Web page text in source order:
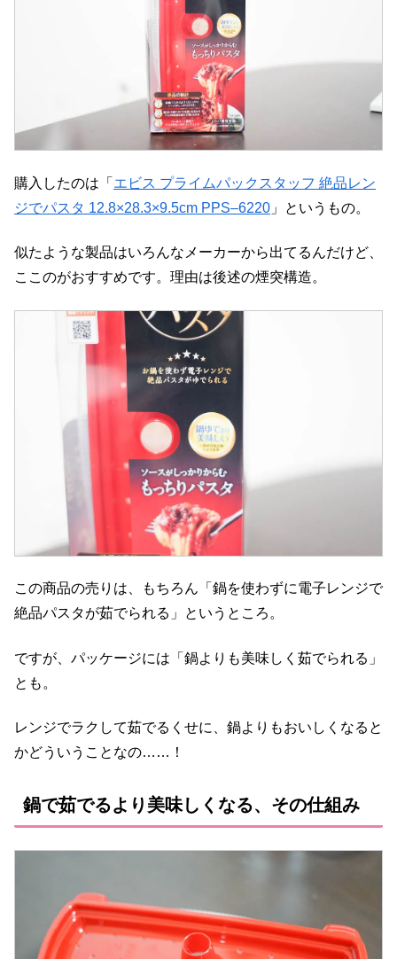
購入したのは「 エビス プライムパックスタッフ 絶品レン
ジでパスタ 12.8×28.3×9.5cm PPS–6220 」というもの。
似たような製品はいろんなメーカーから出てるんだけど、
ここのがおすすめです。理由は後述の煙突構造。
この商品の売りは、もちろん「鍋を使わずに電子レンジで
絶品パスタが茹でられる」というところ。
ですが、パッケージには「鍋よりも美味しく茹でられる」
とも。
レンジでラクして茹でるくせに、鍋よりもおいしくなると
かどういうことなの……！
鍋で茹でるより美味しくなる、その仕組み